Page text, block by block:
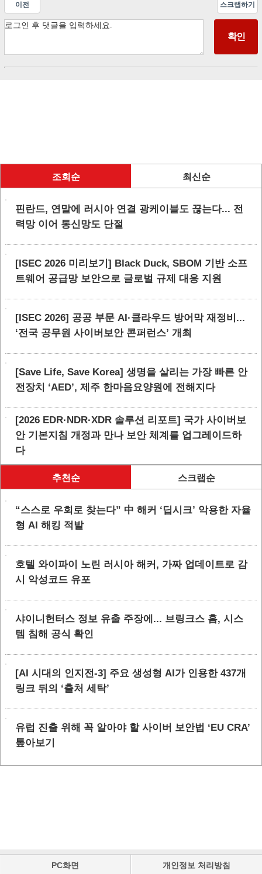
이전 스크랩하기
조회순 최신순
핀란드, 연말에 러시아 연결 광케이블도 끊는다... 전
력망 이어 통신망도 단절
[ISEC 2026 미리보기] Black Duck, SBOM 기반 소프
트웨어 공급망 보안으로 글로벌 규제 대응 지원
[ISEC 2026] 공공 부문 AI·클라우드 방어막 재정비...
‘전국 공무원 사이버보안 콘퍼런스’ 개최
[Save Life, Save Korea] 생명을 살리는 가장 빠른 안
전장치 ‘AED’, 제주 한마음요양원에 전해지다
[2026 EDR·NDR·XDR 솔루션 리포트] 국가 사이버보
안 기본지침 개정과 만나 보안 체계를 업그레이드하
다
추천순 스크랩순
“스스로 우회로 찾는다” 中 해커 ‘딥시크’ 악용한 자율
형 AI 해킹 적발
호텔 와이파이 노린 러시아 해커, 가짜 업데이트로 감
시 악성코드 유포
샤이니헌터스 정보 유출 주장에... 브링크스 홈, 시스
템 침해 공식 확인
[AI 시대의 인지전-3] 주요 생성형 AI가 인용한 437개
링크 뒤의 ‘출처 세탁’
유럽 진출 위해 꼭 알아야 할 사이버 보안법 ‘EU CRA’
톺아보기
PC화면 개인정보 처리방침